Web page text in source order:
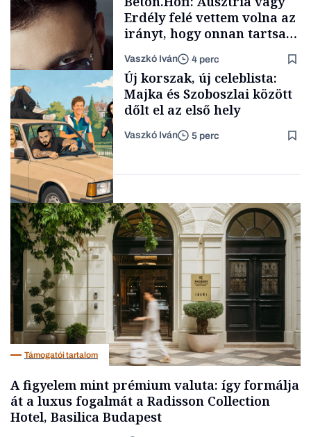
Content Lab HUB
Forbes-sztori
Erdély felé vettem volna az
irányt, hogy onnan tartsam
lélegeztetőgépen a magyar
zenét
Vaszkó Iván 4 perc
Lista
Új korszak, új celeblista:
Majka és Szoboszlai között
dőlt el az első hely
Vaszkó Iván 5 perc
Támogatói tartalom
A figyelem mint prémium valuta: így formálja
át a luxus fogalmát a Radisson Collection
Hotel, Basilica Budapest